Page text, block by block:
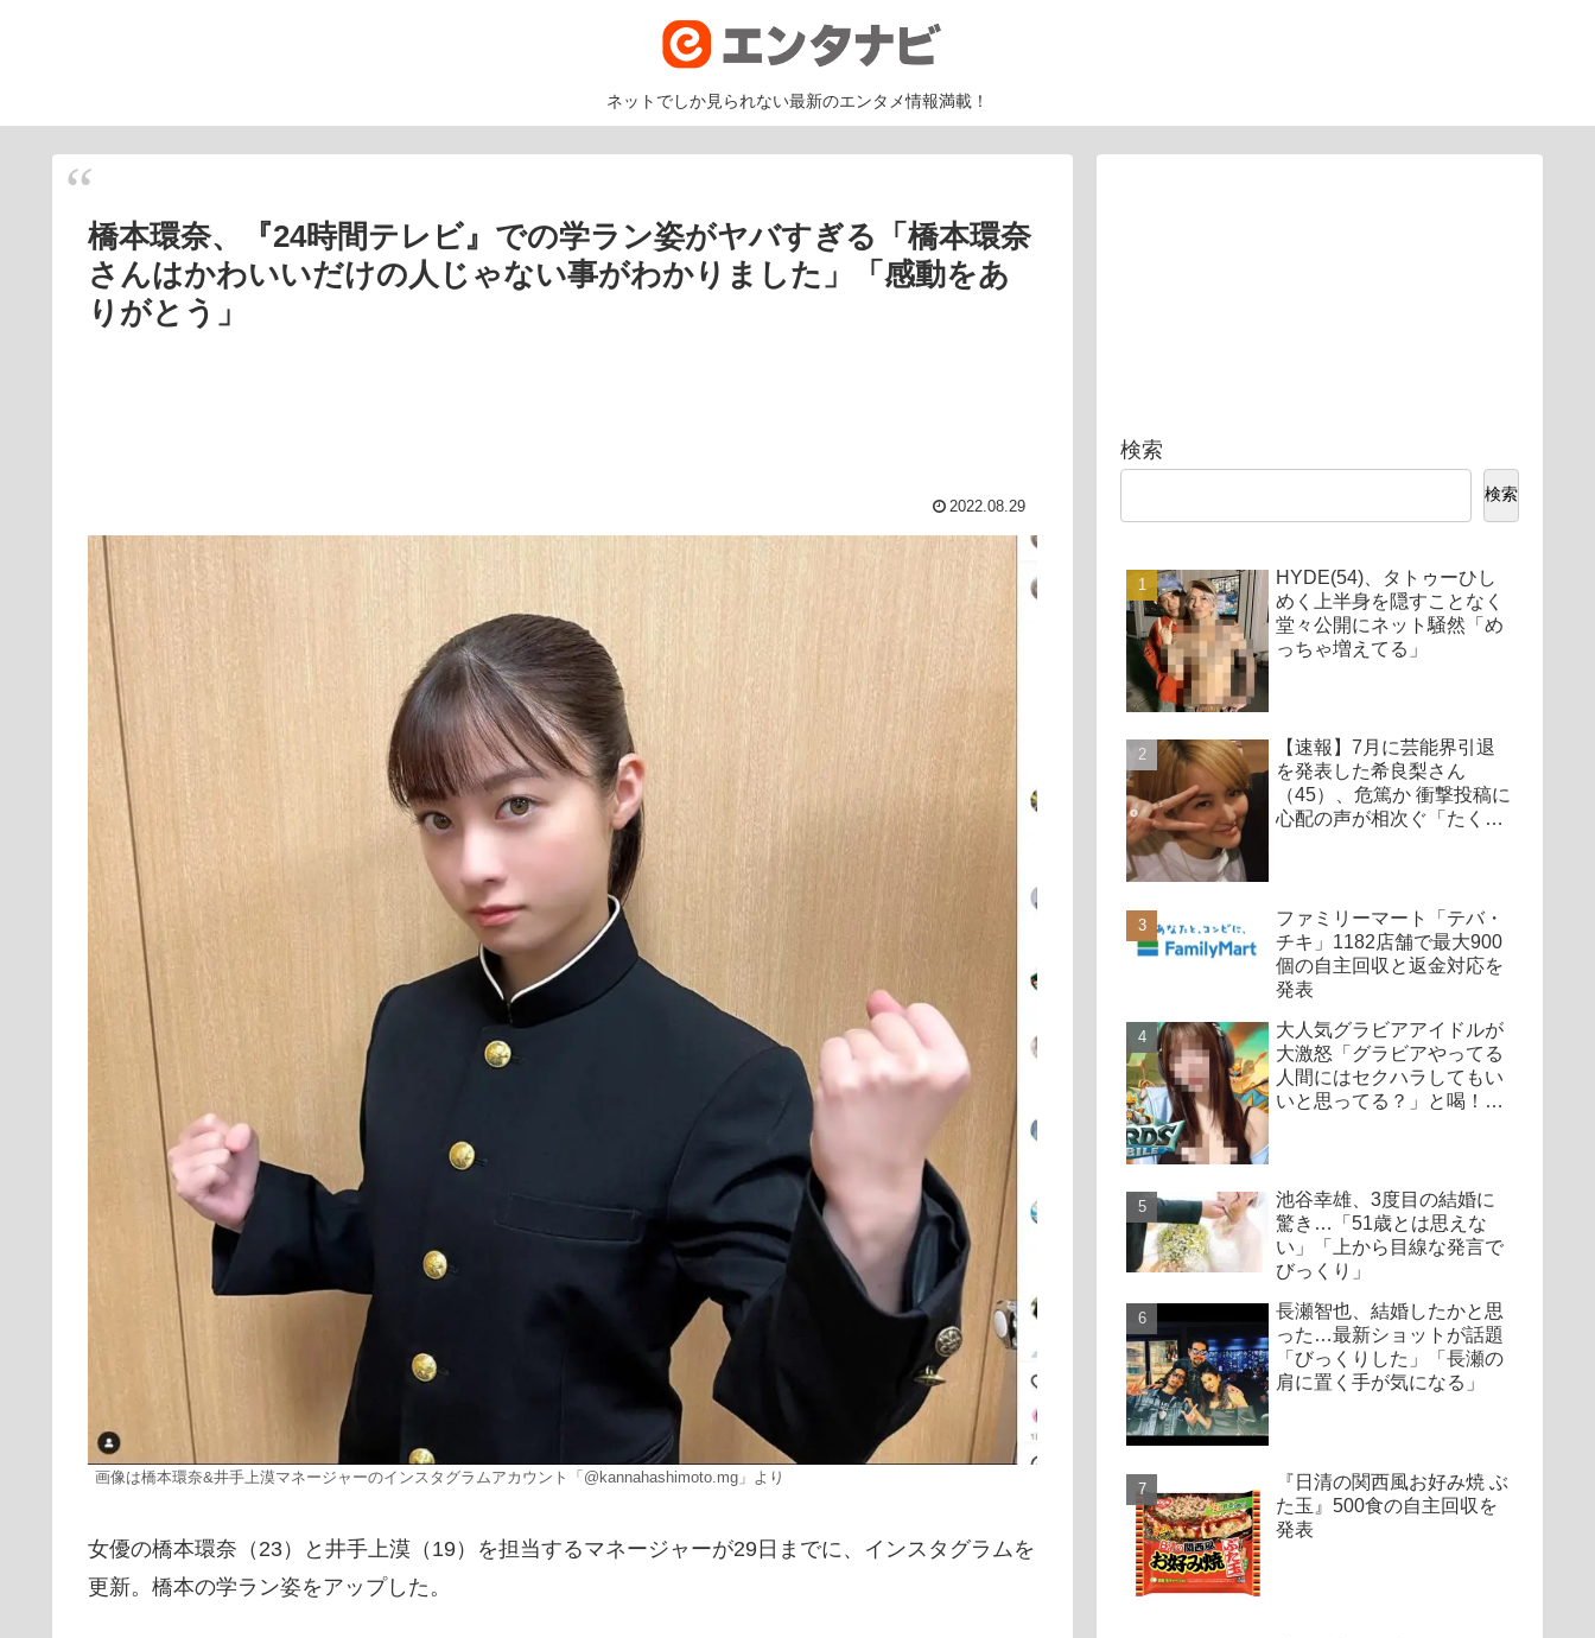
ネットでしか見られない最新のエンタメ情報満載！
橋本環奈、『24時間テレビ』での学ラン姿がヤバすぎる「橋本環奈
さんはかわいいだけの人じゃない事がわかりました」「感動をあ
りがとう」
2022.08.29
画像は橋本環奈&井手上漠マネージャーのインスタグラムアカウント「@kannahashimoto.mg」より
女優の橋本環奈（23）と井手上漠（19）を担当するマネージャーが29日までに、インスタグラムを
更新。橋本の学ラン姿をアップした。
検索
検索
HYDE(54)、タトゥーひし
めく上半身を隠すことなく
堂々公開にネット騒然「め
っちゃ増えてる」
【速報】7月に芸能界引退
を発表した希良梨さん
（45）、危篤か 衝撃投稿に
心配の声が相次ぐ「たくさ
ファミリーマート「テバ・
チキ」1182店舗で最大900
個の自主回収と返金対応を
発表
大人気グラビアアイドルが
大激怒「グラビアやってる
人間にはセクハラしてもい
いと思ってる？」と喝！
池谷幸雄、3度目の結婚に
驚き…「51歳とは思えな
い」「上から目線な発言で
びっくり」
長瀬智也、結婚したかと思
った…最新ショットが話題
「びっくりした」「長瀬の
肩に置く手が気になる」
『日清の関西風お好み焼 ぶ
た玉』500食の自主回収を
発表